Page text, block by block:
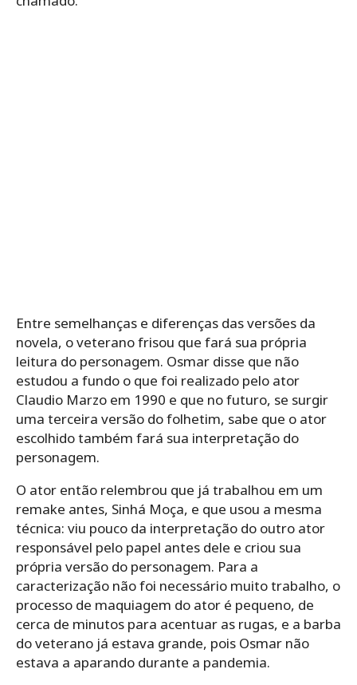
Entre semelhanças e diferenças das versões da
novela, o veterano frisou que fará sua própria
leitura do personagem. Osmar disse que não
estudou a fundo o que foi realizado pelo ator
Claudio Marzo em 1990 e que no futuro, se surgir
uma terceira versão do folhetim, sabe que o ator
escolhido também fará sua interpretação do
personagem.
O ator então relembrou que já trabalhou em um
remake antes, Sinhá Moça, e que usou a mesma
técnica: viu pouco da interpretação do outro ator
responsável pelo papel antes dele e criou sua
própria versão do personagem. Para a
caracterização não foi necessário muito trabalho, o
processo de maquiagem do ator é pequeno, de
cerca de minutos para acentuar as rugas, e a barba
do veterano já estava grande, pois Osmar não
estava a aparando durante a pandemia.